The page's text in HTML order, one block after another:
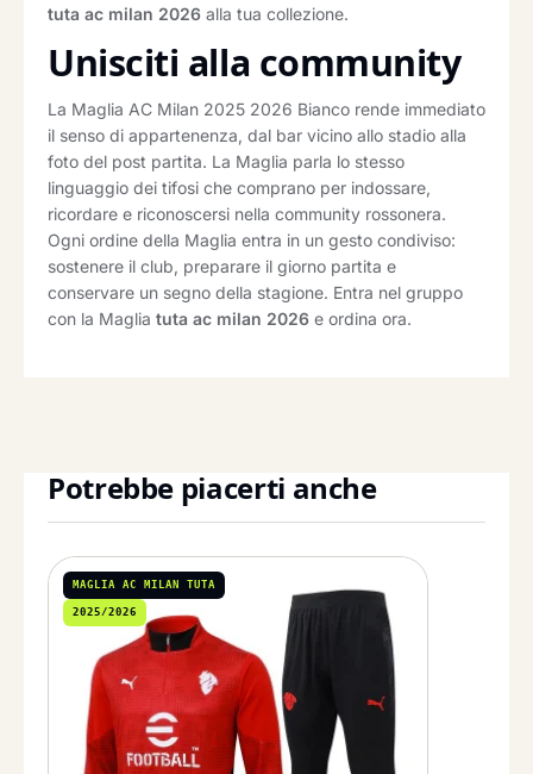
tuta ac milan 2026 alla tua collezione.
Unisciti alla community
La Maglia AC Milan 2025 2026 Bianco rende immediato
il senso di appartenenza, dal bar vicino allo stadio alla
foto del post partita. La Maglia parla lo stesso
linguaggio dei tifosi che comprano per indossare,
ricordare e riconoscersi nella community rossonera.
Ogni ordine della Maglia entra in un gesto condiviso:
sostenere il club, preparare il giorno partita e
conservare un segno della stagione. Entra nel gruppo
con la Maglia tuta ac milan 2026 e ordina ora.
Potrebbe piacerti anche
MAGLIA AC MILAN TUTA
2025/2026